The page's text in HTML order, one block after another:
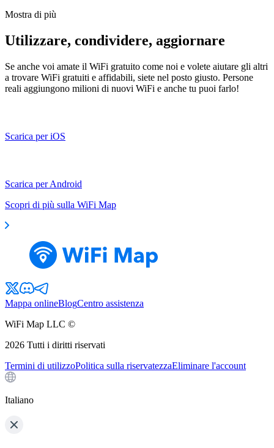
Mostra di più
Utilizzare, condividere, aggiornare
Se anche voi amate il WiFi gratuito come noi e volete aiutare gli altri
a trovare WiFi gratuiti e affidabili, siete nel posto giusto. Persone
reali aggiungono milioni di nuovi WiFi e anche tu puoi farlo!
Scarica per iOS
Scarica per Android
Scopri di più sulla WiFi Map
Mappa onlineBlogCentro assistenza
WiFi Map LLC ©
2026 Tutti i diritti riservati
Termini di utilizzoPolitica sulla riservatezzaEliminare l'account
Italiano